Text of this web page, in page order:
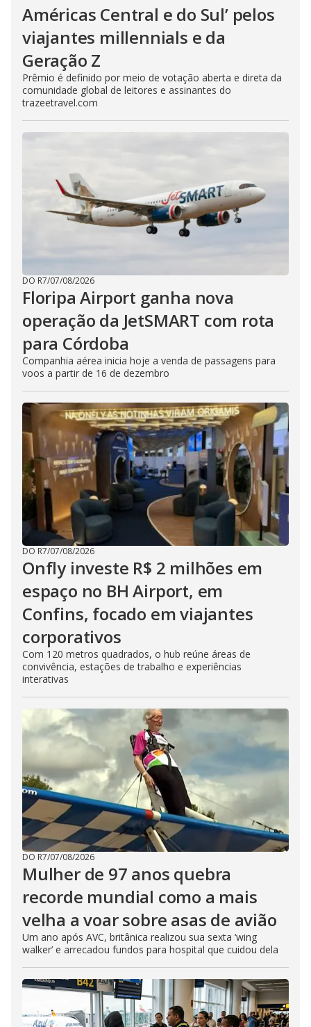
Américas Central e do Sul’ pelos
viajantes millennials e da
Geração Z
Prêmio é definido por meio de votação aberta e direta da
comunidade global de leitores e assinantes do
trazeetravel.com
DO R7/07/08/2026
Floripa Airport ganha nova
operação da JetSMART com rota
para Córdoba
Companhia aérea inicia hoje a venda de passagens para
voos a partir de 16 de dezembro
DO R7/07/08/2026
Onfly investe R$ 2 milhões em
espaço no BH Airport, em
Confins, focado em viajantes
corporativos
Com 120 metros quadrados, o hub reúne áreas de
convivência, estações de trabalho e experiências
interativas
DO R7/07/08/2026
Mulher de 97 anos quebra
recorde mundial como a mais
velha a voar sobre asas de avião
Um ano após AVC, britânica realizou sua sexta ‘wing
walker’ e arrecadou fundos para hospital que cuidou dela